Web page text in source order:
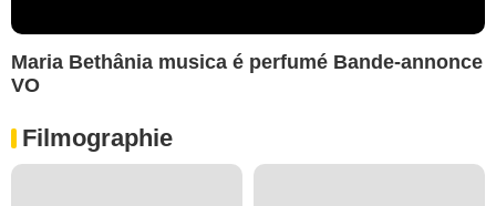
Maria Bethânia musica é perfumé Bande-annonce
VO
Filmographie